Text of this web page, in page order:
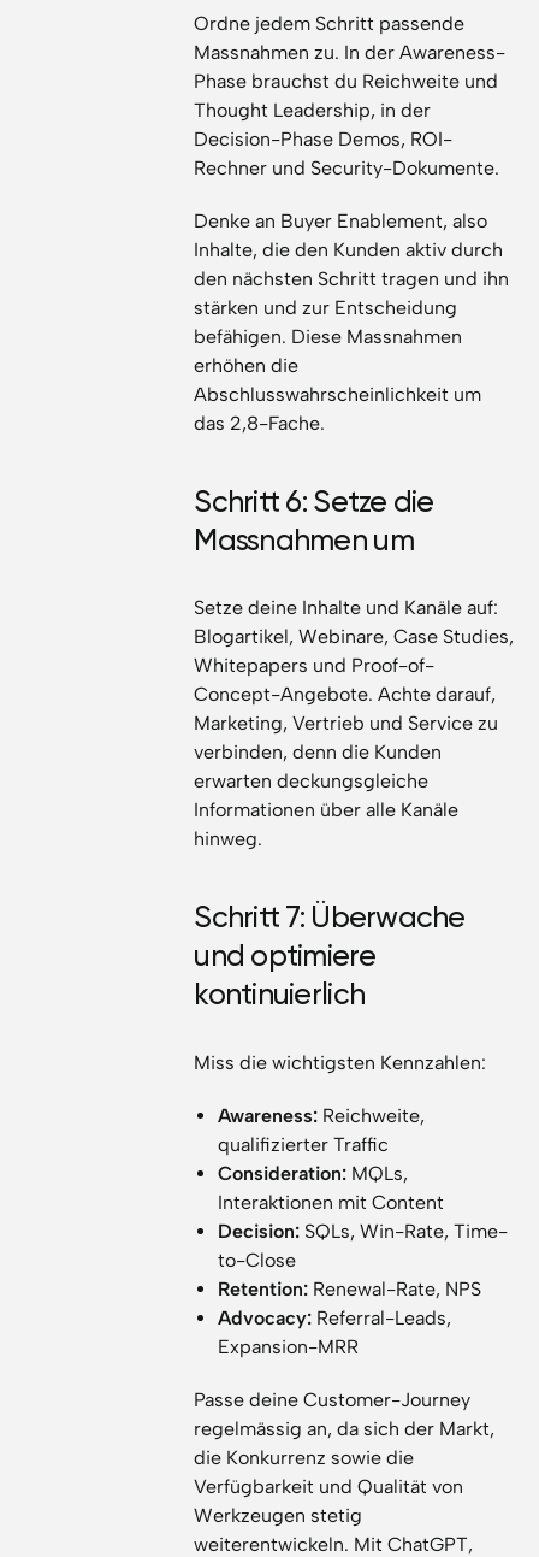
Ordne jedem Schritt passende
Massnahmen zu. In der Awareness-
Phase brauchst du Reichweite und
Thought Leadership, in der
Decision-Phase Demos, ROI-
Rechner und Security-Dokumente.
Denke an Buyer Enablement, also
Inhalte, die den Kunden aktiv durch
den nächsten Schritt tragen und ihn
stärken und zur Entscheidung
befähigen. Diese Massnahmen
erhöhen die
Abschlusswahrscheinlichkeit um
das 2,8-Fache.
Schritt 6: Setze die
Massnahmen um
Setze deine Inhalte und Kanäle auf:
Blogartikel, Webinare, Case Studies,
Whitepapers und Proof-of-
Concept-Angebote. Achte darauf,
Marketing, Vertrieb und Service zu
verbinden, denn die Kunden
erwarten deckungsgleiche
Informationen über alle Kanäle
hinweg.
Schritt 7: Überwache
und optimiere
kontinuierlich
Miss die wichtigsten Kennzahlen:
Awareness:Reichweite,
qualifizierter Traffic
Consideration:MQLs,
Interaktionen mit Content
Decision:SQLs, Win-Rate, Time-
to-Close
Retention:Renewal-Rate, NPS
Advocacy:Referral-Leads,
Expansion-MRR
Passe deine Customer-Journey
regelmässig an, da sich der Markt,
die Konkurrenz sowie die
Verfügbarkeit und Qualität von
Werkzeugen stetig
weiterentwickeln. Mit ChatGPT,